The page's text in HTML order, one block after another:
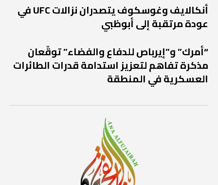
أنكالايف وغوسكوف يتصدران نزالات UFC في
عودة مرتقبة إلى أبوظبي
“أمرك” و”إيرباص للدفاع والفضاء” توقّعان
مذكرة تفاهم لتعزيز استدامة قدرات الطائرات
العسكرية في المنطقة